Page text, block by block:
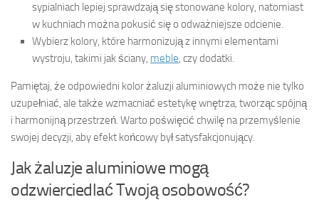
sypialniach lepiej sprawdzają się stonowane kolory, natomiast
w kuchniach można pokusić się o odważniejsze odcienie.
Wybierz kolory, które harmonizują z innymi elementami
wystroju, takimi jak ściany, meble, czy dodatki.
Pamiętaj, że odpowiedni kolor żaluzji aluminiowych może nie tylko
uzupełniać, ale także wzmacniać estetykę wnętrza, tworząc spójną
i harmonijną przestrzeń. Warto poświęcić chwilę na przemyślenie
swojej decyzji, aby efekt końcowy był satysfakcjonujący.
Jak żaluzje aluminiowe mogą
odzwierciedlać Twoją osobowość?